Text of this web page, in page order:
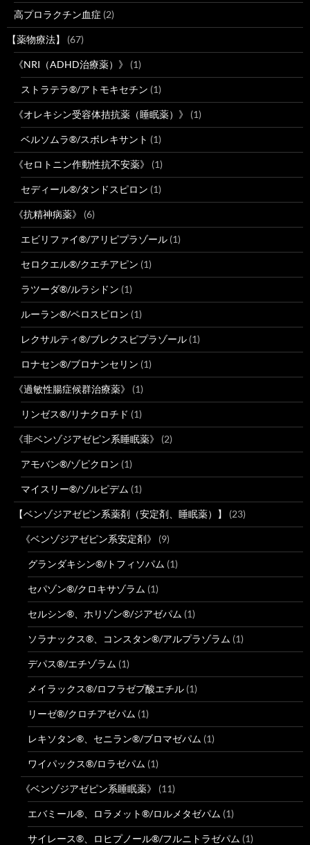
高プロラクチン血症 (2)
【薬物療法】 (67)
《NRI（ADHD治療薬）》 (1)
ストラテラ®/アトモキセチン (1)
《オレキシン受容体拮抗薬（睡眠薬）》 (1)
ベルソムラ®/スボレキサント (1)
《セロトニン作動性抗不安薬》 (1)
セディール®/タンドスピロン (1)
《抗精神病薬》 (6)
エビリファイ®/アリピプラゾール (1)
セロクエル®/クエチアピン (1)
ラツーダ®/ルラシドン (1)
ルーラン®/ペロスピロン (1)
レクサルティ®/ブレクスピプラゾール (1)
ロナセン®/ブロナンセリン (1)
《過敏性腸症候群治療薬》 (1)
リンゼス®/リナクロチド (1)
《非ベンゾジアゼピン系睡眠薬》 (2)
アモバン®/ゾピクロン (1)
マイスリー®/ゾルピデム (1)
【ベンゾジアゼピン系薬剤（安定剤、睡眠薬）】 (23)
《ベンゾジアゼピン系安定剤》 (9)
グランダキシン®/トフィソパム (1)
セパゾン®/クロキサゾラム (1)
セルシン®、ホリゾン®/ジアゼパム (1)
ソラナックス®、コンスタン®/アルプラゾラム (1)
デパス®/エチゾラム (1)
メイラックス®/ロフラゼプ酸エチル (1)
リーゼ®/クロチアゼパム (1)
レキソタン®、セニラン®/ブロマゼパム (1)
ワイパックス®/ロラゼパム (1)
《ベンゾジアゼピン系睡眠薬》 (11)
エバミール®、ロラメット®/ロルメタゼパム (1)
サイレース®、ロヒプノール®/フルニトラゼパム (1)